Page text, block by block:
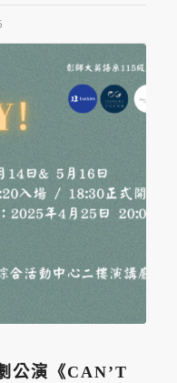
公演《CAN’T